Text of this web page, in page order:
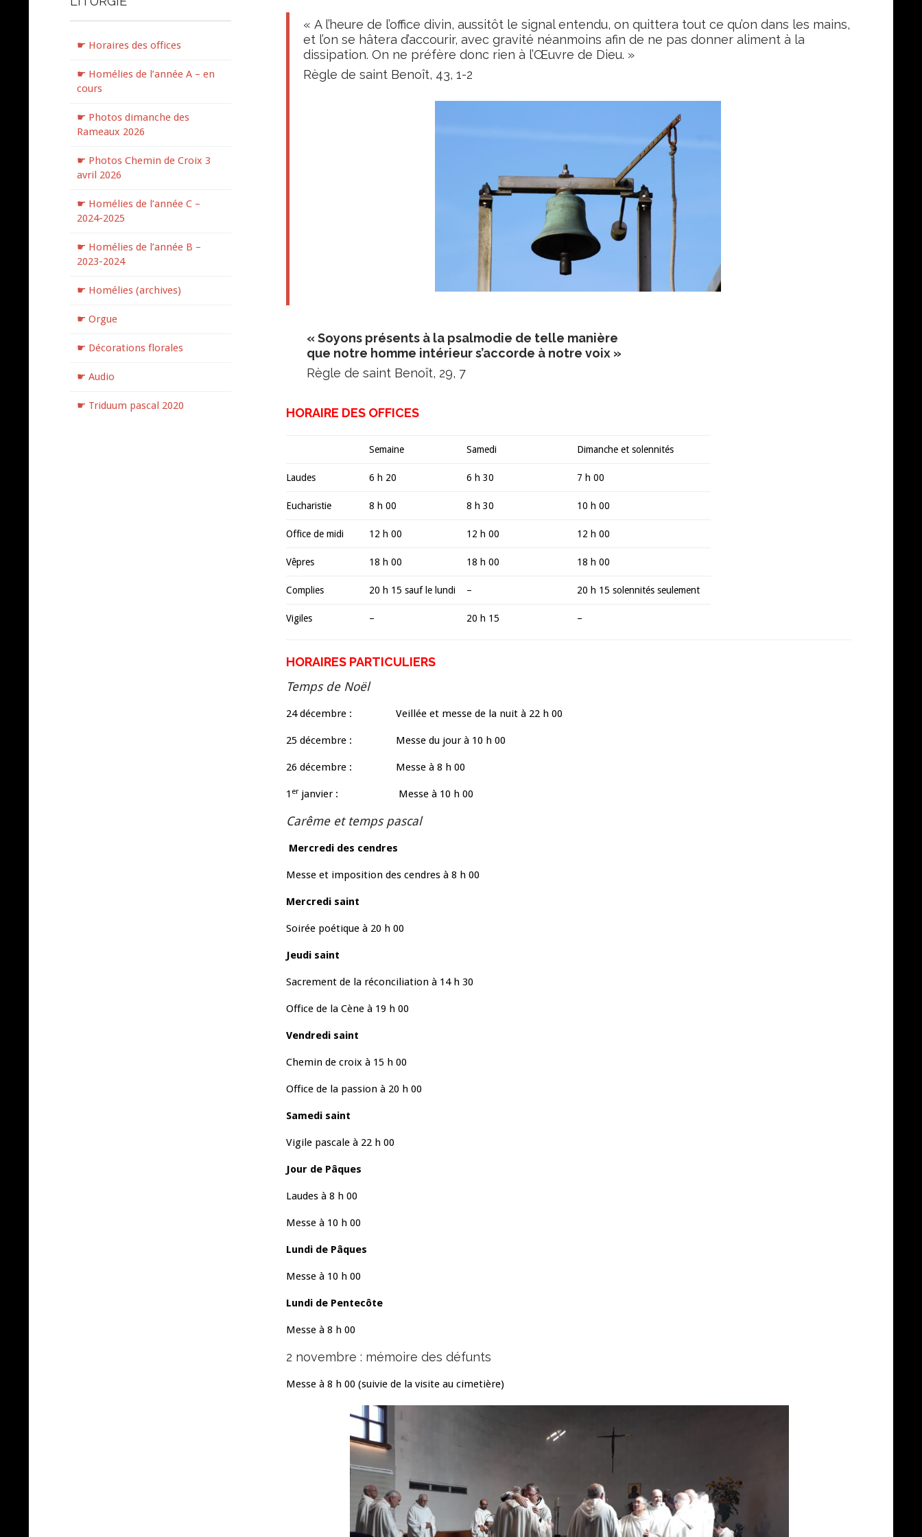
☛ Horaires des offices
☛ Homélies de l’année A – en
cours
☛ Photos dimanche des
Rameaux 2026
☛ Photos Chemin de Croix 3
avril 2026
☛ Homélies de l’année C –
2024-2025
☛ Homélies de l’année B –
2023-2024
☛ Homélies (archives)
☛ Orgue
☛ Décorations florales
☛ Audio
☛ Triduum pascal 2020
« A l’heure de l’office divin, aussitôt le signal entendu, on quittera tout ce qu’on dans les mains,
et l’on se hâtera d’accourir, avec gravité néanmoins afin de ne pas donner aliment à la
dissipation. On ne préfère donc rien à l’Œuvre de Dieu. »
Règle de saint Benoît, 43, 1-2
« Soyons présents à la psalmodie de telle manière
que notre homme intérieur s’accorde à notre voix »
Règle de saint Benoît, 29, 7
HORAIRE DES OFFICES
Semaine Samedi Dimanche et solennités
Laudes 6 h 20 6 h 30 7 h 00
Eucharistie 8 h 00 8 h 30 10 h 00
Office de midi 12 h 00 12 h 00 12 h 00
Vêpres 18 h 00 18 h 00 18 h 00
Complies 20 h 15 sauf le lundi – 20 h 15 solennités seulement
Vigiles – 20 h 15 –
HORAIRES PARTICULIERS
Temps de Noël
24 décembre : Veillée et messe de la nuit à 22 h 00
25 décembre : Messe du jour à 10 h 00
26 décembre : Messe à 8 h 00
1 erjanvier : Messe à 10 h 00
Carême et temps pascal
Mercredi des cendres
Messe et imposition des cendres à 8 h 00
Mercredi saint
Soirée poétique à 20 h 00
Jeudi saint
Sacrement de la réconciliation à 14 h 30
Office de la Cène à 19 h 00
Vendredi saint
Chemin de croix à 15 h 00
Office de la passion à 20 h 00
Samedi saint
Vigile pascale à 22 h 00
Jour de Pâques
Laudes à 8 h 00
Messe à 10 h 00
Lundi de Pâques
Messe à 10 h 00
Lundi de Pentecôte
Messe à 8 h 00
2 novembre : mémoire des défunts
Messe à 8 h 00 (suivie de la visite au cimetière)